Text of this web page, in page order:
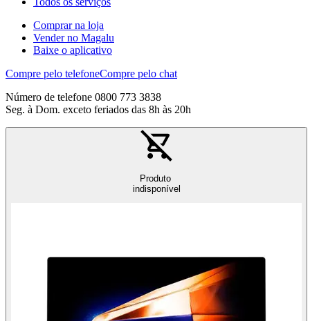
Comprar na loja
Vender no Magalu
Baixe o aplicativo
Compre pelo telefoneCompre pelo chat
Número de telefone 0800 773 3838
Seg. à Dom. exceto feriados das 8h às 20h
Produto
indisponível